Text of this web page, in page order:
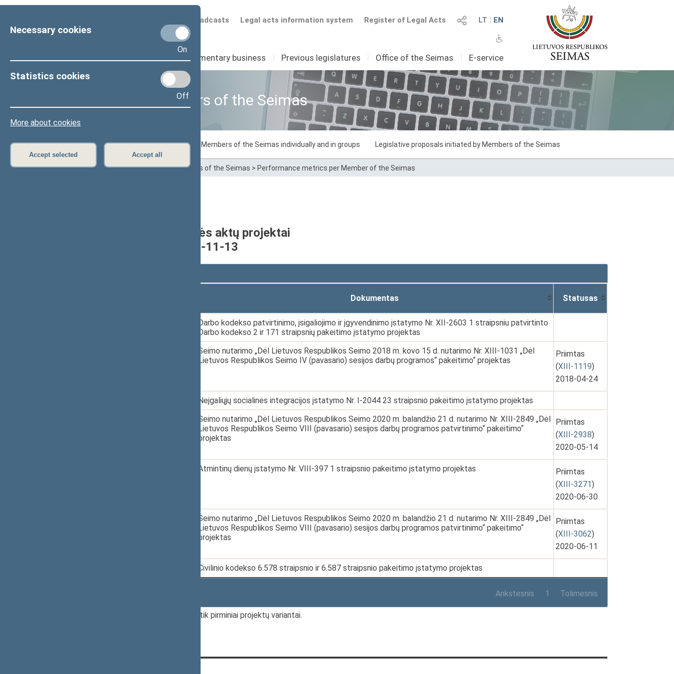
Necessary cookies
On
Statistics cookies
Off
More about cookies
Accept selected Accept all
LT I EN
Register of Legal Acts
Legal acts information system
Scheduled broadcasts
Seimas I Parliamentary business I Previous legislatures I Office of the Seimas I E-service
Business of Members of the Seimas
Voting records Draft laws initiated by Members of the Seimas individually and in groups Legislative proposals initiated by Members of the Seimas
Home>Statistics>Business of Members of the Seimas > Performance metrics per Member of the Seimas
Individualiai pateikti teisės aktų projektai
nuo 2016-11-14 iki 2020-11-13
Dokumentas Statusas
Darbo kodekso patvirtinimo, įsigaliojimo ir įgyvendinimo įstatymo Nr. XII-2603 1 straipsniu patvirtinto
Darbo kodekso 2 ir 171 straipsnių pakeitimo įstatymo projektas
Seimo nutarimo „Dėl Lietuvos Respublikos Seimo 2018 m. kovo 15 d. nutarimo Nr. XIII-1031 „Dėl
Lietuvos Respublikos Seimo IV (pavasario) sesijos darbų programos“ pakeitimo“ projektas
Priimtas
(XIII-1119)
2018-04-24
Neįgaliųjų socialinės integracijos įstatymo Nr. I-2044 23 straipsnio pakeitimo įstatymo projektas
Seimo nutarimo „Dėl Lietuvos Respublikos Seimo 2020 m. balandžio 21 d. nutarimo Nr. XIII-2849 „Dėl
Lietuvos Respublikos Seimo VIII (pavasario) sesijos darbų programos patvirtinimo“ pakeitimo“
projektas
Priimtas
(XIII-2938)
2020-05-14
Atmintinų dienų įstatymo Nr. VIII-397 1 straipsnio pakeitimo įstatymo projektas
Priimtas
(XIII-3271)
2020-06-30
Seimo nutarimo „Dėl Lietuvos Respublikos Seimo 2020 m. balandžio 21 d. nutarimo Nr. XIII-2849 „Dėl
Lietuvos Respublikos Seimo VIII (pavasario) sesijos darbų programos patvirtinimo“ pakeitimo“
projektas
Priimtas
(XIII-3062)
2020-06-11
Civilinio kodekso 6.578 straipsnio ir 6.587 straipsnio pakeitimo įstatymo projektas
Ankstesnis 1 Tolimesnis
Pateikiamoje statistikoje skaičiuojami tik pirminiai projektų variantai.